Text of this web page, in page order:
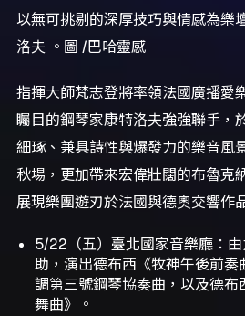
以無可挑剔的深厚技巧與情感為樂
洛夫 。圖 /巴哈靈感
指揮大師梵志登將率領法國廣播愛
矚目的鋼琴家康特洛夫強強聯手，
細琢、兼具詩性與爆發力的樂音風
秋場，更加帶來宏偉壯闊的布魯克
展現樂團遊刃於法國與德奧交響作
5/22（五）臺北國家音樂廳：
助，演出德布西《牧神午後前
調第三號鋼琴協奏曲，以及德布
舞曲》。